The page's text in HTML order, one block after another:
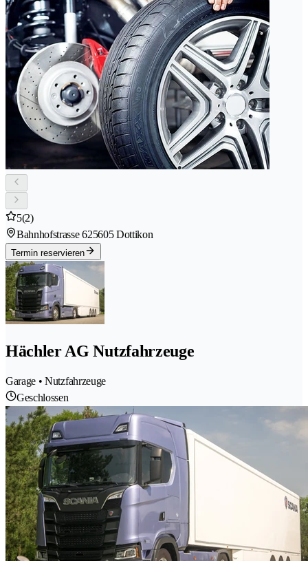
5(2)
Bahnhofstrasse 625605 Dottikon
Termin reservieren
Hächler AG Nutzfahrzeuge
Garage • Nutzfahrzeuge
Geschlossen